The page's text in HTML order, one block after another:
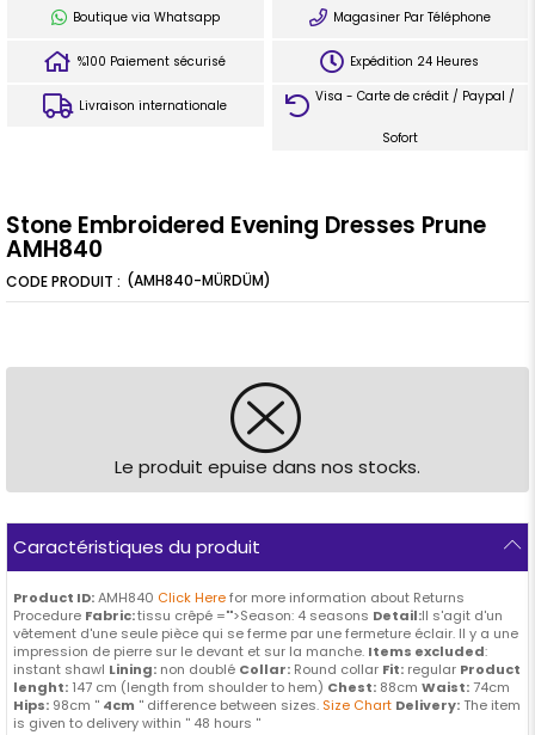
Boutique via Whatsapp Magasiner Par Téléphone
%100 Paiement sécurisé Expédition 24 Heures
Livraison internationale
Visa - Carte de crédit / Paypal /
Sofort
Stone Embroidered Evening Dresses Prune
AMH840
(AMH840-MÜRDÜM)
Le produit epuise dans nos stocks.
Caractéristiques du produit
Product ID:AMH840 Click Herefor more information about Returns
Procedure Fabric:tissu crêpé ="">Season: 4 seasons Detail:Il s'agit d'un
vêtement d'une seule pièce qui se ferme par une fermeture éclair. Il y a une
impression de pierre sur le devant et sur la manche. Items excluded:
instant shawl Lining: non doublé Collar: Round collar Fit: regular Product
lenght: 147 cm (length from shoulder to hem) Chest: 88cm Waist:74cm
Hips: 98cm '' 4cm '' difference between sizes. Size Chart Delivery: The item
is given to delivery within '' 48 hours ''